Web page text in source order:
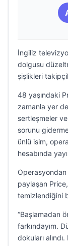
İngiliz
dolgusu
şişlikleri
48 yaşındaki
zamanla yer
sertleşmeler ve
sorunu
ünlü isim,
hesabında
paylaşan
temizlendiğini
“Başlamadan
farkındayım.
dokuları